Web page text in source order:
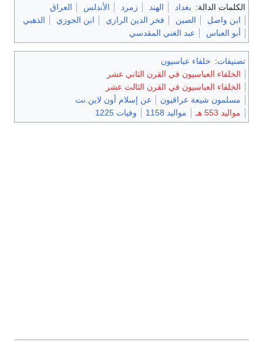
الكلمات الدالة: بغداد الهند زمرد الأندلس
العراق
ابن واصل
الصين فخر الدين الرازي ابن الجوزي
الذهبي
أبو العباس
عبد الغني المقدسي
تصنيفات: خلفاء عباسيون
الخلفاء العباسيون في القرن الثاني عشر
الخلفاء العباسيون في القرن الثالث عشر
مسلمون شيعة عراقيون
عن إسلام أون لاين.نت
مواليد 553 هـ
مواليد 1158 وفيات 1225